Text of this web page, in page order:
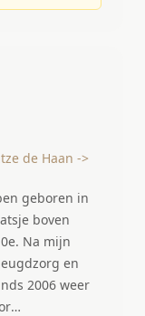
de Haan ->
geboren in
boven
Na mijn
2006 weer